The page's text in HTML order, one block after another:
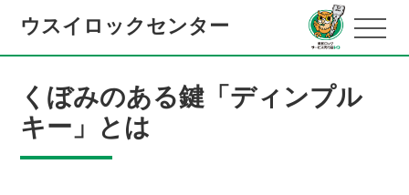
ウスイロックセンター
くぼみのある鍵「ディンプル
キー」とは